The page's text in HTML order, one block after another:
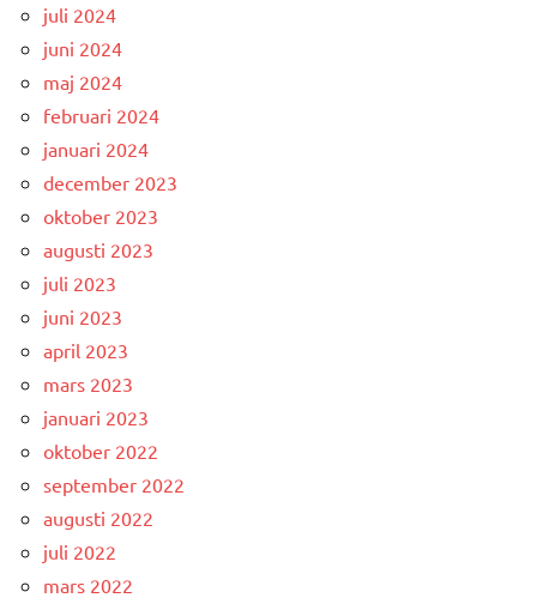
juli 2024
juni 2024
maj 2024
februari 2024
januari 2024
december 2023
oktober 2023
augusti 2023
juli 2023
juni 2023
april 2023
mars 2023
januari 2023
oktober 2022
september 2022
augusti 2022
juli 2022
mars 2022